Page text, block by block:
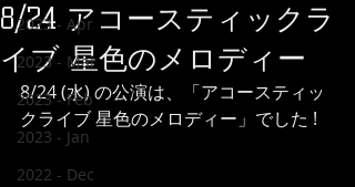
2023 - Apr
2023 - Mar
2023 - Feb
2023 - Jan
2022 - Dec
8/24 アコースティックラ
イブ 星色のメロディー
8/24 (水) の公演は、「アコースティッ
クライブ 星色のメロディー」でした !